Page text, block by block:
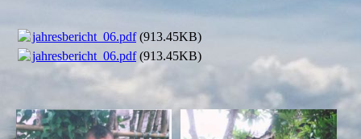
jahresbericht_06.pdf(913.45KB)
jahresbericht_06.pdf(913.45KB)